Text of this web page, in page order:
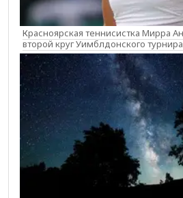
Красноярская теннисистка Мирра
второй круг Уимблдонского турнира